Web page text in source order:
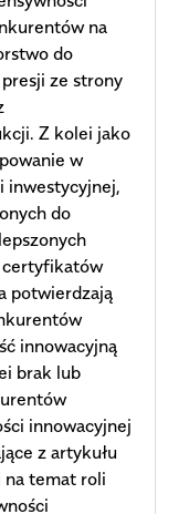
na
do
ze strony
Z kolei jako
w
inwestycyjnej,
do
certyfikatów
potwierdzają
innowacyjną
brak lub
innowacyjnej
z artykułu
na temat roli